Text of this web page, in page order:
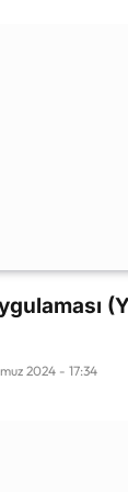
2024 - 17:34